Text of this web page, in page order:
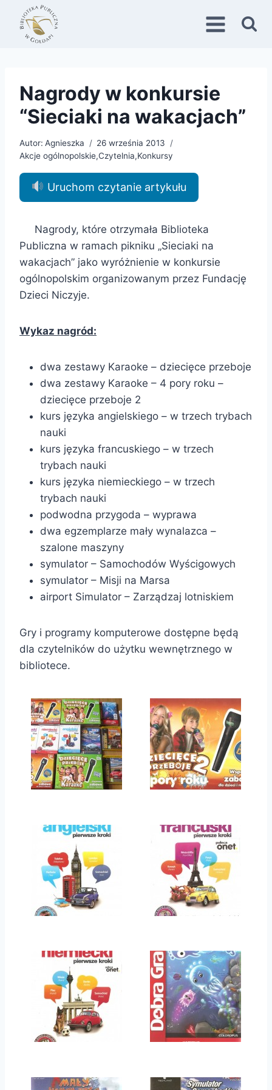
Przejdź
treści
Nagrody w konkursie
“Sieciaki na wakacjach”
Autor: Agnieszka
26 września 2013
Akcje ogólnopolskie,Czytelnia,Konkursy
Uruchom czytanie artykułu
Nagrody, które otrzymała Biblioteka
Publiczna w ramach pikniku „Sieciaki na
wakacjach” jako wyróżnienie w konkursie
ogólnopolskim organizowanym przez Fundację
Dzieci Niczyje.
Wykaz nagród:
dwa zestawy Karaoke – dziecięce przeboje
dwa zestawy Karaoke – 4 pory roku –
dziecięce przeboje 2
kurs języka angielskiego – w trzech trybach
nauki
kurs języka francuskiego – w trzech
trybach nauki
kurs języka niemieckiego – w trzech
trybach nauki
podwodna przygoda – wyprawa
dwa egzemplarze mały wynalazca –
szalone maszyny
symulator – Samochodów Wyścigowych
symulator – Misji na Marsa
airport Simulator – Zarządzaj lotniskiem
Gry i programy komputerowe dostępne będą
dla czytelników do użytku wewnętrznego w
bibliotece.